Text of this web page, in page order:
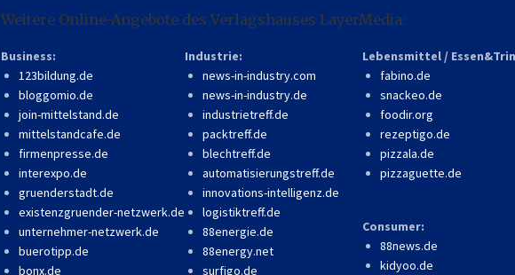
Weitere Online-Angebote des Verlagshauses LayerMedia:
Business:
123bildung.de
bloggomio.de
join-mittelstand.de
mittelstandcafe.de
firmenpresse.de
interexpo.de
gruenderstadt.de
existenzgruender-netzwerk.de
unternehmer-netzwerk.de
buerotipp.de
bonx.de
Industrie:
news-in-industry.com
news-in-industry.de
industrietreff.de
packtreff.de
blechtreff.de
automatisierungstreff.de
innovations-intelligenz.de
logistiktreff.de
88energie.de
88energy.net
surfigo.de
Lebensmittel /
fabino.de
snackeo.de
foodir.org
rezeptigo.de
pizzala.de
pizzaguette.de
Consumer:
88news.de
kidyoo.de